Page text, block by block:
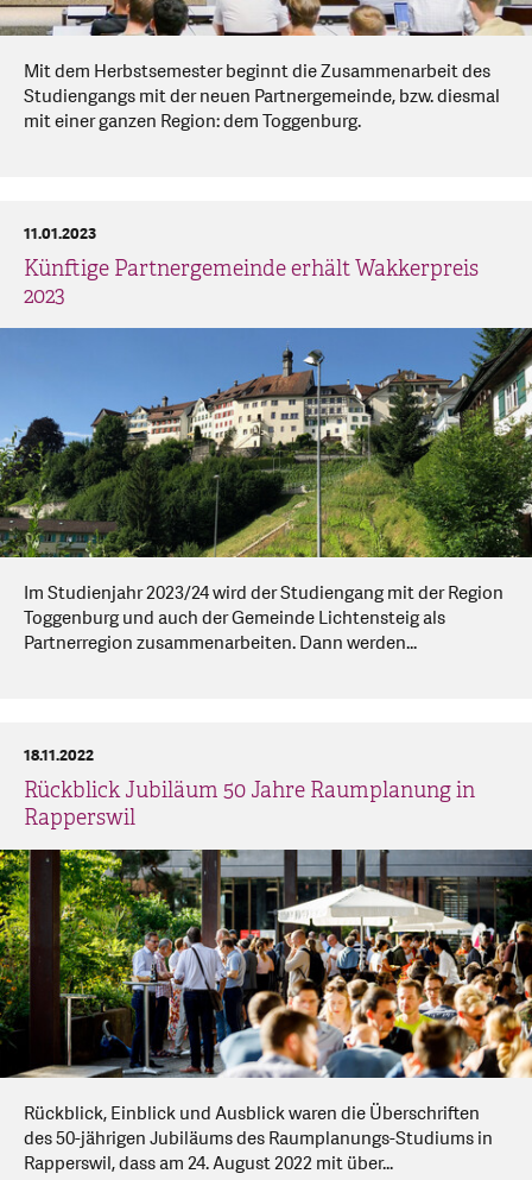
Mit dem Herbstsemester beginnt die Zusammenarbeit des
Studiengangs mit der neuen Partnergemeinde, bzw. diesmal
mit einer ganzen Region: dem Toggenburg.
Künftige Partnergemeinde erhält Wakkerpreis
2023
11.01.2023
Im Studienjahr 2023/24 wird der Studiengang mit der Region
Toggenburg und auch der Gemeinde Lichtensteig als
Partnerregion zusammenarbeiten. Dann werden...
Rückblick Jubiläum 50 Jahre Raumplanung in
Rapperswil
18.11.2022
Rückblick, Einblick und Ausblick waren die Überschriften
des 50-jährigen Jubiläums des Raumplanungs-Studiums in
Rapperswil, dass am 24. August 2022 mit über...